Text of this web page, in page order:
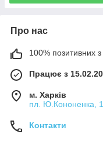
Про нас
100% позитивних з
Працює з
м. Харків
пл. Ю.Кононенка,
Контакти